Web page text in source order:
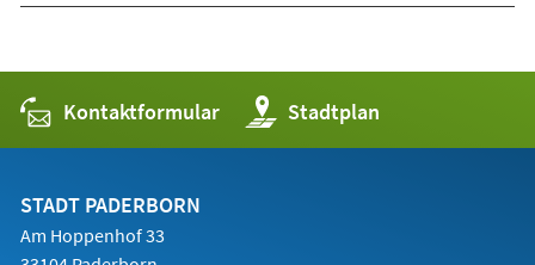
Kontaktformular Stadtplan
(Öffnet
in
einem
STADT PADERBORN
Am Hoppenhof 33